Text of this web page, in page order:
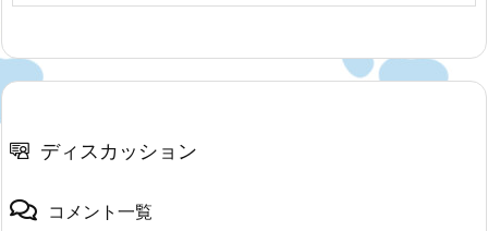
ディスカッション
コメント一覧